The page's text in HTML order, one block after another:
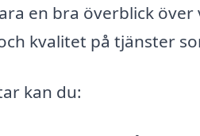
en bra överblick
kvalitet på tjänster
kan du: